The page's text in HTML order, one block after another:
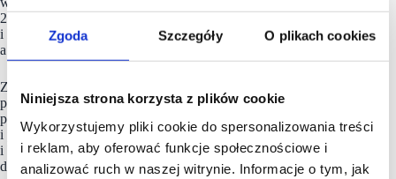
Zgoda Szczegóły O plikach cookies
Niniejsza strona korzysta z plików cookie
Wykorzystujemy pliki cookie do spersonalizowania treści
i reklam, aby oferować funkcje społecznościowe i
analizować ruch w naszej witrynie. Informacje o tym, jak
2026 w centrach handlowych znalazły się restauracje
i kawiarnie (+6,6%). W lutym wzrost wyniósł +5,5%,
a w styczniu aż +9,1%.
Zgodnie z raportem Colliers „Mixed-use 2.0. Adaptacja
projektów do zmieniających się potrzeb”, gastronomia
pozostaje kluczowym elementem obiektów handlowych
i projektów mixed-use, pełniąc rolę miejsca spotkań
i budowania doświadczeń. Z udziałem 36% utrzymuje
dominującą pozycję w strukturze najemców tych inwestycji.